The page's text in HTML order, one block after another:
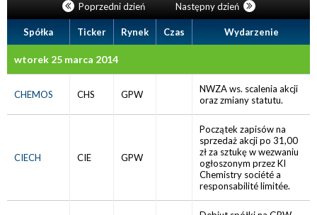
Poprzedni dzień Następny dzień
Spółka Ticker Rynek Czas Wydarzenie
wtorek 25 marca 2014
CHEMOS CHS GPW
NWZA ws. scalenia akcji
oraz zmiany statutu.
CIECH CIE GPW
Początek zapisów na
sprzedaż akcji po 31,00
zł za sztukę w wezwaniu
ogłoszonym przez KI
Chemistry société a
responsabilité limitée.